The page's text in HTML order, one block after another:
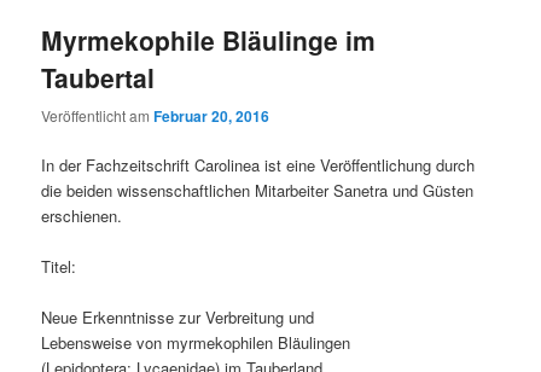
Myrmekophile Bläulinge im
Taubertal
Veröffentlicht amFebruar 20, 2016
In der Fachzeitschrift Carolinea ist eine Veröffentlichung durch
die beiden wissenschaftlichen Mitarbeiter Sanetra und Güsten
erschienen.
Titel:
Neue Erkenntnisse zur Verbreitung und
Lebensweise von myrmekophilen Bläulingen